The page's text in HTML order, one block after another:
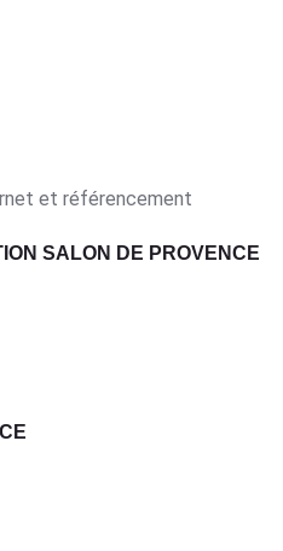
SALON DE PROVENCE